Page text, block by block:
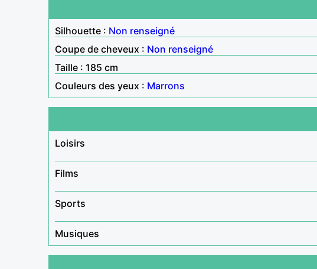
Silhouette : Non renseigné
Coupe de cheveux : Non renseigné
Taille : 185 cm
Couleurs des yeux : Marrons
Loisirs
Films
Sports
Musiques